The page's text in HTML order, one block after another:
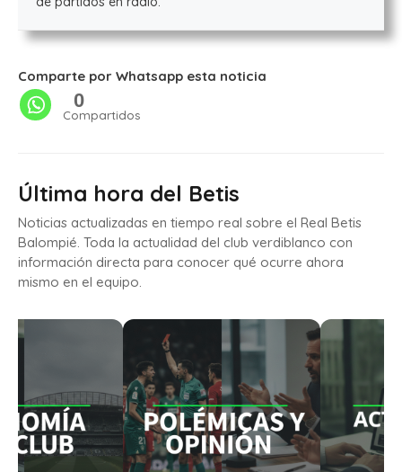
Comparte por Whatsapp esta noticia
0
Compartidos
Última hora del Betis
Noticias actualizadas en tiempo real sobre el Real Betis
Balompié. Toda la actualidad del club verdiblanco con
información directa para conocer qué ocurre ahora
mismo en el equipo.